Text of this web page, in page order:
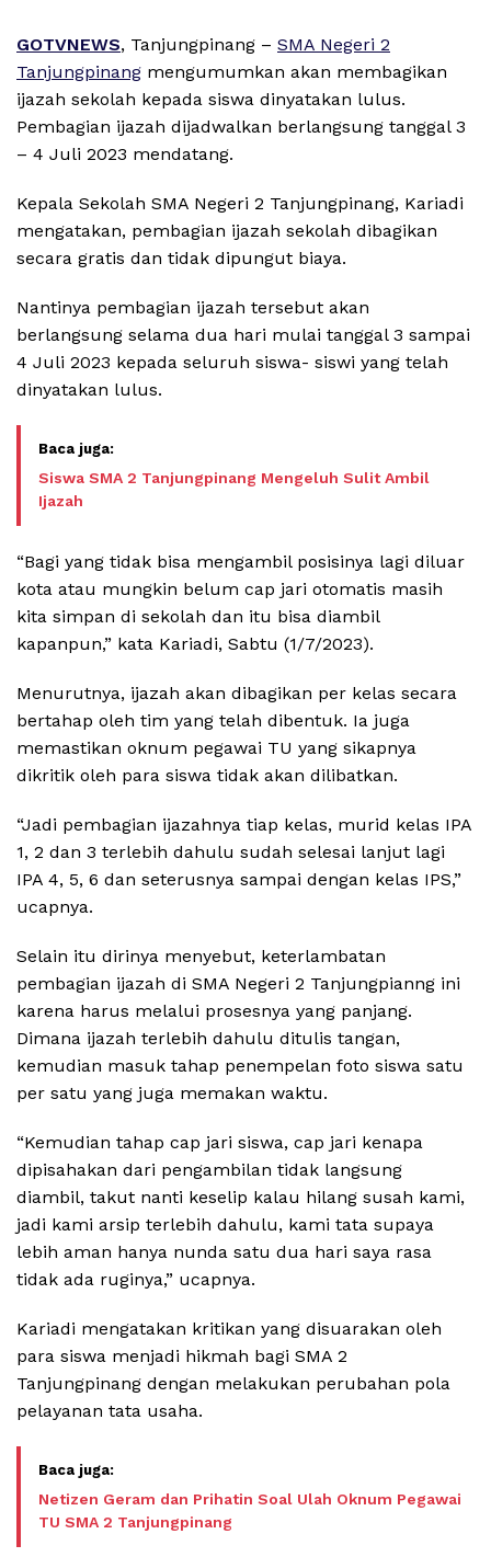
GOTVNEWS, Tanjungpinang – SMA Negeri 2
Tanjungpinang mengumumkan akan membagikan
ijazah sekolah kepada siswa dinyatakan lulus.
Pembagian ijazah dijadwalkan berlangsung tanggal 3
– 4 Juli 2023 mendatang.
Kepala Sekolah SMA Negeri 2 Tanjungpinang, Kariadi
mengatakan, pembagian ijazah sekolah dibagikan
secara gratis dan tidak dipungut biaya.
Nantinya pembagian ijazah tersebut akan
berlangsung selama dua hari mulai tanggal 3 sampai
4 Juli 2023 kepada seluruh siswa- siswi yang telah
dinyatakan lulus.
Siswa SMA 2 Tanjungpinang Mengeluh Sulit Ambil
Ijazah
“Bagi yang tidak bisa mengambil posisinya lagi diluar
kota atau mungkin belum cap jari otomatis masih
kita simpan di sekolah dan itu bisa diambil
kapanpun,” kata Kariadi, Sabtu (1/7/2023).
Menurutnya, ijazah akan dibagikan per kelas secara
bertahap oleh tim yang telah dibentuk. Ia juga
memastikan oknum pegawai TU yang sikapnya
dikritik oleh para siswa tidak akan dilibatkan.
“Jadi pembagian ijazahnya tiap kelas, murid kelas IPA
1, 2 dan 3 terlebih dahulu sudah selesai lanjut lagi
IPA 4, 5, 6 dan seterusnya sampai dengan kelas IPS,”
ucapnya.
Selain itu dirinya menyebut, keterlambatan
pembagian ijazah di SMA Negeri 2 Tanjungpianng ini
karena harus melalui prosesnya yang panjang.
Dimana ijazah terlebih dahulu ditulis tangan,
kemudian masuk tahap penempelan foto siswa satu
per satu yang juga memakan waktu.
“Kemudian tahap cap jari siswa, cap jari kenapa
dipisahakan dari pengambilan tidak langsung
diambil, takut nanti keselip kalau hilang susah kami,
jadi kami arsip terlebih dahulu, kami tata supaya
lebih aman hanya nunda satu dua hari saya rasa
tidak ada ruginya,” ucapnya.
Kariadi mengatakan kritikan yang disuarakan oleh
para siswa menjadi hikmah bagi SMA 2
Tanjungpinang dengan melakukan perubahan pola
pelayanan tata usaha.
Netizen Geram dan Prihatin Soal Ulah Oknum Pegawai
TU SMA 2 Tanjungpinang